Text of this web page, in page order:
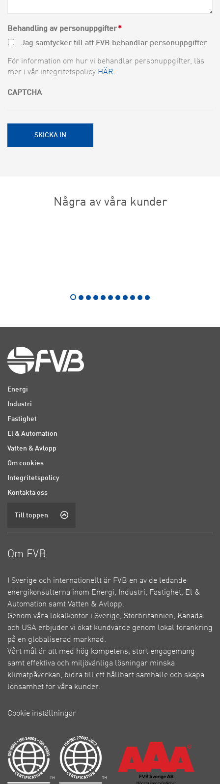
Behandling av personuppgifter*
Jag samtycker till att FVB behandlar personuppgifter
För information om hur vi behandlar personuppgifter, läs
mer i vår integritetspolicy HÄR.
CAPTCHA
Några av våra kunder
Energi
Industri
Fastighet
El & Automation
Vatten & Avlopp
Om cookies
Integritetspolicy
Kontakta oss
Till toppen
Om FVB
I Sverige och internationellt är FVB en av de ledande
energikonsulterna inom Energi, Industri, Fastighet, El &
Automation samt Vatten & Avlopp.
Genom våra lokalkontor i Sverige, Storbritannien, Kanada
och USA erbjuder vi ökat kundvärde genom lokal förankring
på en globaliserad marknad.
Vårt mål är att med hög kompetens, stort engagemang
samt effektiva och miljövänliga lösningar minska
klimatpåverkan, bidra till ett hållbart samhälle och skapa
lönsamhet för våra kunder.
Cookie inställningar